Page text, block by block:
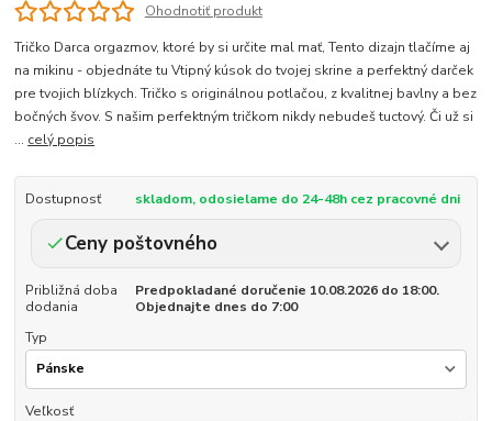
Ohodnotiť produkt
Tričko Darca orgazmov, ktoré by si určite mal mať, Tento dizajn tlačíme aj
na mikinu - objednáte tu Vtipný kúsok do tvojej skrine a perfektný darček
pre tvojich blízkych. Tričko s originálnou potlačou, z kvalitnej bavlny a bez
bočných švov. S našim perfektným tričkom nikdy nebudeš tuctový. Či už si
... celý popis
Dostupnosť skladom, odosielame do 24-48h cez pracovné dni
Ceny poštovného
Približná doba
dodania
Predpokladané doručenie 10.08.2026 do 18:00.
Objednajte dnes do 7:00
Typ
Veľkosť